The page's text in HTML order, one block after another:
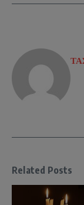
Related Posts